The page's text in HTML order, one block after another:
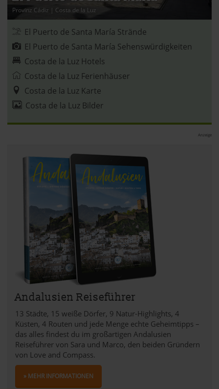
Provinz Cádiz | Costa de la Luz
El Puerto de Santa María Strände
El Puerto de Santa María Sehenswürdigkeiten
Costa de la Luz Hotels
Costa de la Luz Ferienhäuser
Costa de la Luz Karte
Costa de la Luz Bilder
Anzeige
Andalusien Reiseführer
13 Städte, 15 weiße Dörfer, 9 Natur-Highlights, 4
Küsten, 4 Routen und jede Menge echte Geheimtipps –
das alles findest du im großartigen Andalusien
Reiseführer von Sara und Marco, den beiden Gründern
von Love and Compass.
» MEHR INFORMATIONEN